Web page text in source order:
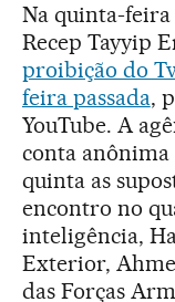
Na quinta-
Recep Tayyip
proibição do
feira passada,
YouTube. A
conta anônima
quinta as
encontro no
inteligência,
Exterior,
das Forças